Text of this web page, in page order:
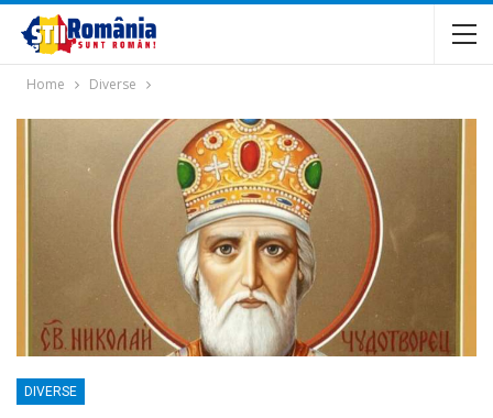
Home Diverse
DIVERSE